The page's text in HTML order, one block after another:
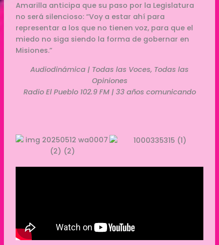
Amarilla anticipa que su paso por la Legislatura
no será silencioso: “Voy a estar ahí para
representar a los que no tienen voz, para que el
miedo no siga siendo la forma de gobernar en
Misiones.”
Audiodinámica | Todas las Voces, Todas las
Opiniones
Radio El Pueblo 102.9 FM | 33 años comunicando